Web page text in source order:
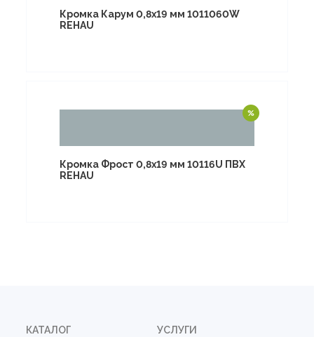
Кромка Карум 0,8х19 мм 1011060W
REHAU
Кромка Фрост 0,8х19 мм 10116U ПВХ
REHAU
КАТАЛОГ УСЛУГИ